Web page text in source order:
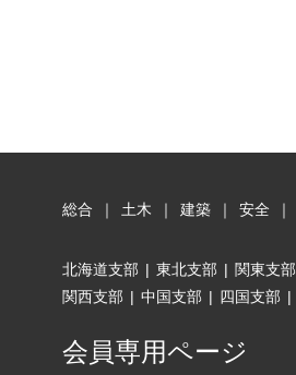
総合 ｜ 土木 ｜ 建築 ｜ 安全 ｜
北海道支部 | 東北支部 | 関東支部
関西支部 | 中国支部 | 四国支部 |
会員専用ページ